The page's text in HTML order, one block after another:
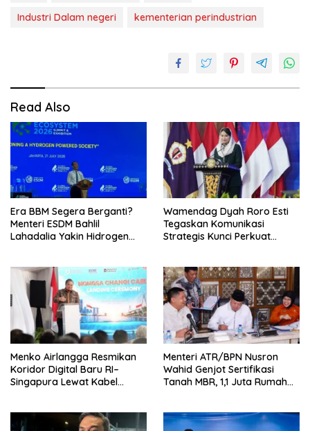
Industri Dalam negeri
kementerian perindustrian
Read Also
Era BBM Segera Berganti?
Menteri ESDM Bahlil
Lahadalia Yakin Hidrogen
Wamendag Dyah Roro Esti
Tegaskan Komunikasi
Strategis Kunci Perkuat
Menko Airlangga Resmikan
Koridor Digital Baru RI–
Singapura Lewat Kabel
Menteri ATR/BPN Nusron
Wahid Genjot Sertifikasi
Tanah MBR, 1,1 Juta Rumah